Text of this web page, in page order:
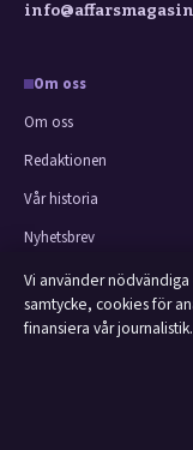
Om oss
Om oss
Redaktionen
Vår historia
Nyhetsbrev
Tipsa oss
Kontakt
Vi använder
samtycke, cookies för
finansiera vår